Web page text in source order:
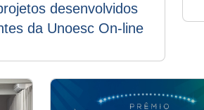
desenvolvidos
da Unoesc On-line